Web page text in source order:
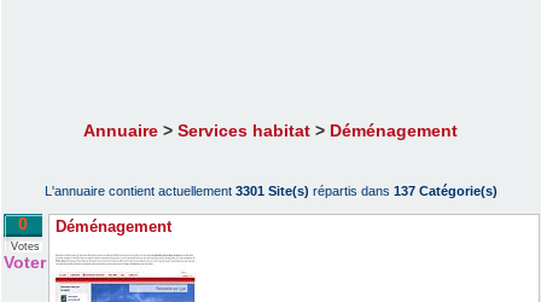
Annuaire > Services habitat > Déménagement
L'annuaire contient actuellement 3301 Site(s) répartis dans 137 Catégorie(s)
0
Votes
Voter
Déménagement